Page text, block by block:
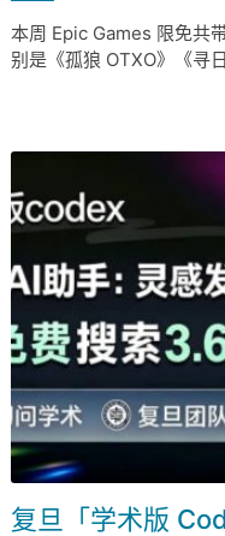
本周 Epic Games 限免共
别是《孤狼 OTXO》《寻
复旦「学术版